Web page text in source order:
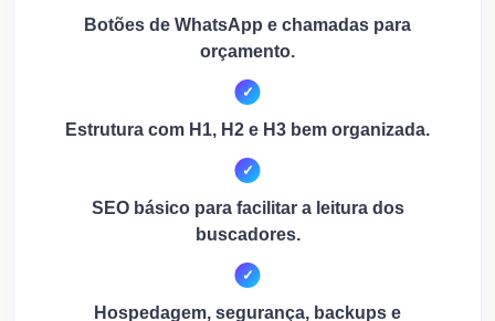
Botões de WhatsApp e chamadas para
orçamento.
Estrutura com H1, H2 e H3 bem organizada.
SEO básico para facilitar a leitura dos
buscadores.
Hospedagem, segurança, backups e